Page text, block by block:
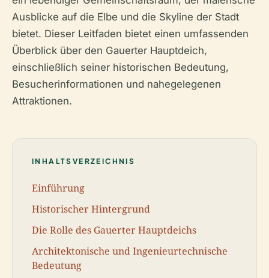
Ausblicke auf die Elbe und die Skyline der Stadt
bietet. Dieser Leitfaden bietet einen umfassenden
Überblick über den Gauerter Hauptdeich,
einschließlich seiner historischen Bedeutung,
Besucherinformationen und nahegelegenen
Attraktionen.
INHALTSVERZEICHNIS
Einführung
Historischer Hintergrund
Die Rolle des Gauerter Hauptdeichs
Architektonische und Ingenieurtechnische
Bedeutung